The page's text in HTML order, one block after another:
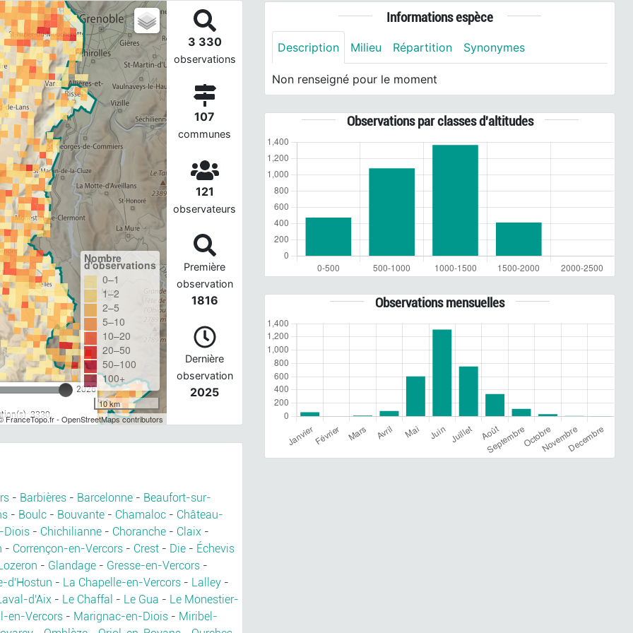
2026
3330
Nombre
d'observations
0–1
1–2
2–5
5–10
10–20
20–50
50–100
100+
10 km
FranceTopo.fr - OpenStreetMaps contributors
3 330
observations
107
communes
121
observateurs
Première
observation
1816
Dernière
observation
2025
- Barbières - Barcelonne - Beaufort-sur-
- Boulc - Bouvante - Chamaloc - Château-
Diois - Chichilianne - Choranche - Claix -
- Corrençon-en-Vercors - Crest - Die - Échevis
- Glandage - Gresse-en-Vercors -
d'Hostun - La Chapelle-en-Vercors - Lalley -
d'Aix - Le Chaffal - Le Gua - Le Monestier-
en-Vercors - Marignac-en-Diois - Miribel-
Informations espèce
Description Milieu Répartition Synonymes
Non renseigné pour le moment
Observations par classes d'altitudes
Observations mensuelles